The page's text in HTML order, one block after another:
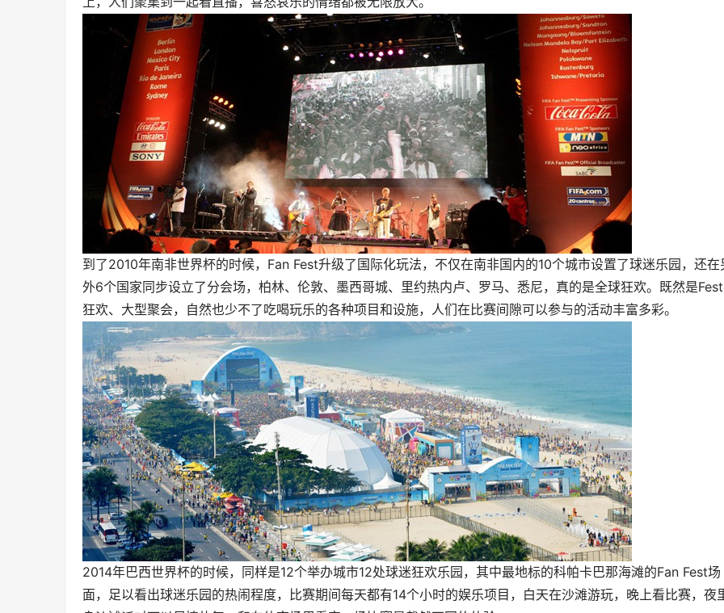
到了2010年南非世界杯的时候，Fan Fest升级了国际化玩法，不仅在南非国内的10个城市设置了球迷乐园，还在
外6个国家同步设立了分会场，柏林、伦敦、墨西哥城、里约热内卢、罗马、悉尼，真的是全球狂欢。既然是
狂欢、大型聚会，自然也少不了吃喝玩乐的各种项目和设施，人们在比赛间隙可以参与的活动丰富多彩。
2014年巴西世界杯的时候，同样是12个举办城市12处球迷狂欢乐园，其中最地标的科帕卡巴那海滩的Fan Fest场
面，足以看出球迷乐园的热闹程度，比赛期间每天都有14个小时的娱乐项目，白天在沙滩游玩，晚上看比赛，夜